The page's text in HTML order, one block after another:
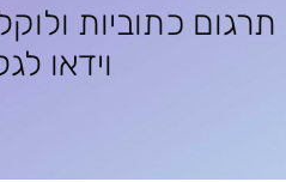
כתוביות
וידאו